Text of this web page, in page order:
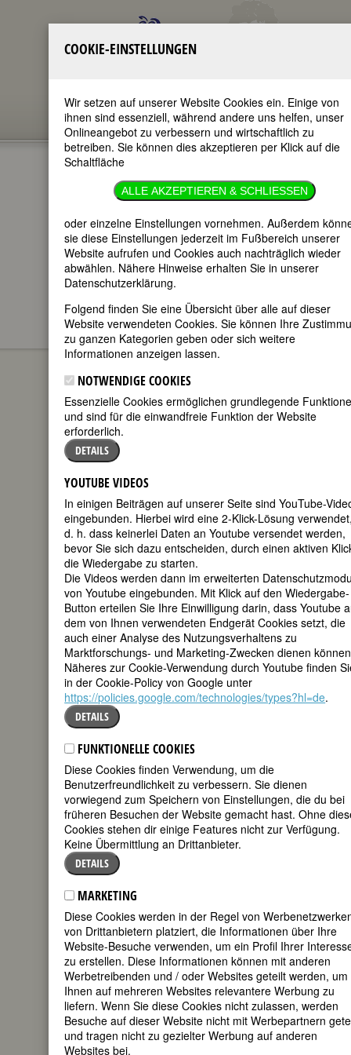
MELINDA
FRENCH GATES
im ganzen Text
nur in Titeln
BIOGRAPHIEN Melinda French Gates
(Melinda
French)
geboren am
16. August
1964 in Dallas,
Texas
US-amerikanische
Computeringenieurin, Managerin,
Philanthropin und Aktivistin
60. Geburtstag am 16. August 2024
Biografie• Weblinks•Literatur &
Quellen
BIOGRAFIE
teilen
tweet
Die talentierte
junge
Produktentwicklerin Melinda French
stieg in den frühen 1990er Jahren
schnell in den überwiegend männlichen
Reihen von Microsoft auf. Im Jahr 2000
gründete sie zusammen mit ihrem
damaligen Ehemann, dem Microsoft-
Gründer und CEO Bill Gates, die Bill und
COOKIE-EINSTELLUNGEN
Wir setzen auf unserer Website Cookies ein. Einige von
ihnen sind essenziell, während andere uns helfen, unser
Onlineangebot zu verbessern und wirtschaftlich zu
betreiben. Sie können dies akzeptieren per Klick auf die
Schaltfläche
ALLE AKZEPTIEREN & SCHLIESSEN
oder einzelne Einstellungen vornehmen. Außerdem
sie diese Einstellungen jederzeit im Fußbereich unserer
Website aufrufen und Cookies auch nachträglich wieder
abwählen. Nähere Hinweise erhalten Sie in unserer
Datenschutzerklärung.
Folgend finden Sie eine Übersicht über alle auf dieser
Website verwendeten Cookies. Sie können Ihre
zu ganzen Kategorien geben oder sich weitere
Informationen anzeigen lassen.
NOTWENDIGE COOKIES
Essenzielle Cookies ermöglichen grundlegende
und sind für die einwandfreie Funktion der Website
erforderlich.
DETAILS
YOUTUBE VIDEOS
In einigen Beiträgen auf unserer Seite sind YouTube-
eingebunden. Hierbei wird eine 2-Klick-Lösung
d. h. dass keinerlei Daten an Youtube versendet werden,
bevor Sie sich dazu entscheiden, durch einen aktiven
die Wiedergabe zu starten.
Die Videos werden dann im erweiterten
von Youtube eingebunden. Mit Klick auf den Wiedergabe-
Button erteilen Sie Ihre Einwilligung darin, dass Youtube
dem von Ihnen verwendeten Endgerät Cookies setzt, die
auch einer Analyse des Nutzungsverhaltens zu
Marktforschungs- und Marketing-Zwecken dienen
Näheres zur Cookie-Verwendung durch Youtube finden
in der Cookie-Policy von Google unter
https://policies.google.com/technologies/types?hl=de.
DETAILS
FUNKTIONELLE COOKIES
Diese Cookies finden Verwendung, um die
Benutzerfreundlichkeit zu verbessern. Sie dienen
vorwiegend zum Speichern von Einstellungen, die du bei
früheren Besuchen der Website gemacht hast. Ohne
Cookies stehen dir einige Features nicht zur Verfügung.
Keine Übermittlung an Drittanbieter.
DETAILS
MARKETING
Diese Cookies werden in der Regel von
von Drittanbietern platziert, die Informationen über Ihre
Website-Besuche verwenden, um ein Profil Ihrer
zu erstellen. Diese Informationen können mit anderen
Werbetreibenden und / oder Websites geteilt werden, um
Ihnen auf mehreren Websites relevantere Werbung zu
liefern. Wenn Sie diese Cookies nicht zulassen, werden
Besuche auf dieser Website nicht mit Werbepartnern
und tragen nicht zu gezielter Werbung auf anderen
Websites bei.